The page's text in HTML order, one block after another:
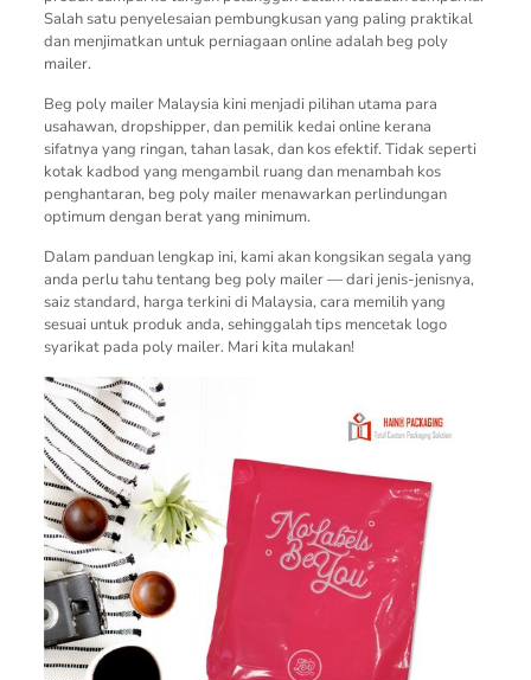
Salah satu penyelesaian pembungkusan yang paling praktikal
dan menjimatkan untuk perniagaan online adalah beg poly
mailer.
Beg poly mailer Malaysia kini menjadi pilihan utama para
usahawan, dropshipper, dan pemilik kedai online kerana
sifatnya yang ringan, tahan lasak, dan kos efektif. Tidak seperti
kotak kadbod yang mengambil ruang dan menambah kos
penghantaran, beg poly mailer menawarkan perlindungan
optimum dengan berat yang minimum.
Dalam panduan lengkap ini, kami akan kongsikan segala yang
anda perlu tahu tentang beg poly mailer — dari jenis-jenisnya,
saiz standard, harga terkini di Malaysia, cara memilih yang
sesuai untuk produk anda, sehinggalah tips mencetak logo
syarikat pada poly mailer. Mari kita mulakan!